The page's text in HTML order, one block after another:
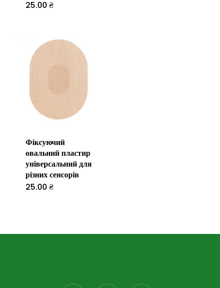
25.00 ₴
Фіксуючий
овальний пластир
універсальний для
різних сенсорів
25.00 ₴
кілька
можна